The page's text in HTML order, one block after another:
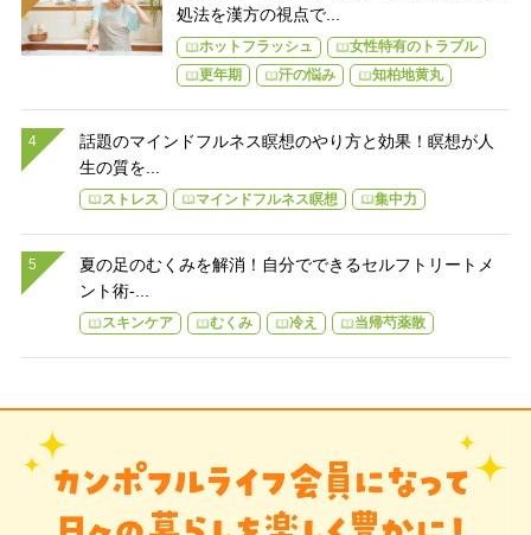
処法を漢方の視点で...
ホットフラッシュ
女性特有のトラブル
更年期
汗の悩み 知柏地黄丸
話題のマインドフルネス瞑想のやり方と効果！瞑想が人
生の質を...
ストレス マインドフルネス瞑想 集中力
夏の足のむくみを解消！自分でできるセルフトリートメ
ント術-...
スキンケア むくみ 冷え 当帰芍薬散